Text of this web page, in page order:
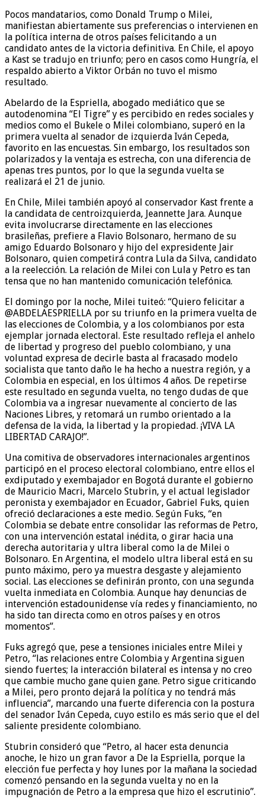
Pocos mandatarios, como Donald Trump o Milei,
manifiestan abiertamente sus preferencias o intervienen en
la política interna de otros países felicitando a un
candidato antes de la victoria definitiva. En Chile, el apoyo
a Kast se tradujo en triunfo; pero en casos como Hungría, el
respaldo abierto a Viktor Orbán no tuvo el mismo
resultado.
Abelardo de la Espriella, abogado mediático que se
autodenomina “El Tigre” y es percibido en redes sociales y
medios como el Bukele o Milei colombiano, superó en la
primera vuelta al senador de izquierda Iván Cepeda,
favorito en las encuestas. Sin embargo, los resultados son
polarizados y la ventaja es estrecha, con una diferencia de
apenas tres puntos, por lo que la segunda vuelta se
realizará el 21 de junio.
En Chile, Milei también apoyó al conservador Kast frente a
la candidata de centroizquierda, Jeannette Jara. Aunque
evita involucrarse directamente en las elecciones
brasileñas, prefiere a Flavio Bolsonaro, hermano de su
amigo Eduardo Bolsonaro y hijo del expresidente Jair
Bolsonaro, quien competirá contra Lula da Silva, candidato
a la reelección. La relación de Milei con Lula y Petro es tan
tensa que no han mantenido comunicación telefónica.
El domingo por la noche, Milei tuiteó: “Quiero felicitar a
@ABDELAESPRIELLA por su triunfo en la primera vuelta de
las elecciones de Colombia, y a los colombianos por esta
ejemplar jornada electoral. Este resultado refleja el anhelo
de libertad y progreso del pueblo colombiano, y una
voluntad expresa de decirle basta al fracasado modelo
socialista que tanto daño le ha hecho a nuestra región, y a
Colombia en especial, en los últimos 4 años. De repetirse
este resultado en segunda vuelta, no tengo dudas de que
Colombia va a ingresar nuevamente al concierto de las
Naciones Libres, y retomará un rumbo orientado a la
defensa de la vida, la libertad y la propiedad. ¡VIVA LA
LIBERTAD CARAJO!”.
Una comitiva de observadores internacionales argentinos
participó en el proceso electoral colombiano, entre ellos el
exdiputado y exembajador en Bogotá durante el gobierno
de Mauricio Macri, Marcelo Stubrin, y el actual legislador
peronista y exembajador en Ecuador, Gabriel Fuks, quien
ofreció declaraciones a este medio. Según Fuks, “en
Colombia se debate entre consolidar las reformas de Petro,
con una intervención estatal inédita, o girar hacia una
derecha autoritaria y ultra liberal como la de Milei o
Bolsonaro. En Argentina, el modelo ultra liberal está en su
punto máximo, pero ya muestra desgaste y alejamiento
social. Las elecciones se definirán pronto, con una segunda
vuelta inmediata en Colombia. Aunque hay denuncias de
intervención estadounidense vía redes y financiamiento, no
ha sido tan directa como en otros países y en otros
momentos”.
Fuks agregó que, pese a tensiones iniciales entre Milei y
Petro, “las relaciones entre Colombia y Argentina siguen
siendo fuertes; la interacción bilateral es intensa y no creo
que cambie mucho gane quien gane. Petro sigue criticando
a Milei, pero pronto dejará la política y no tendrá más
influencia”, marcando una fuerte diferencia con la postura
del senador Iván Cepeda, cuyo estilo es más serio que el del
saliente presidente colombiano.
Stubrin consideró que “Petro, al hacer esta denuncia
anoche, le hizo un gran favor a De la Espriella, porque la
elección fue perfecta y hoy lunes por la mañana la sociedad
comenzó pensando en la segunda vuelta y no en la
impugnación de Petro a la empresa que hizo el escrutinio”.